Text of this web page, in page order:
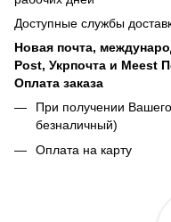
Доступные службы
Новая почта,
Post, Укрпочта и Meest
Оплата заказа
При получении
безналичный)
Оплата на карту